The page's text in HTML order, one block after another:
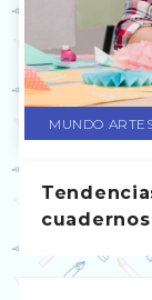
MUNDO
cuadernos